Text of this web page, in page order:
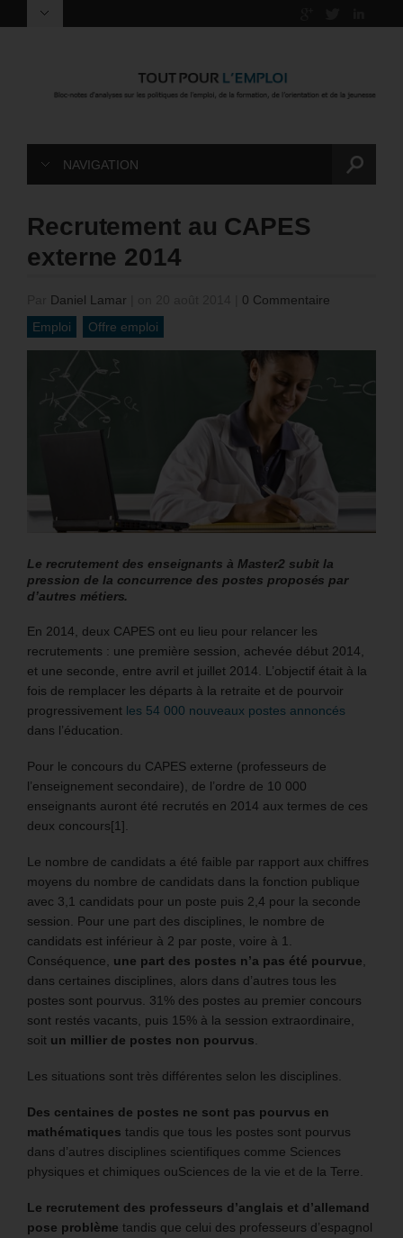
NAVIGATION
Recrutement au CAPES
externe 2014
Daniel Lamar
0 Commentaire
Emploi
Offre emploi
Le recrutement des enseignants à Master2 subit la
pression de la concurrence des postes proposés par
d’autres métiers.
En 2014, deux CAPES ont eu lieu pour relancer les
recrutements : une première session, achevée début 2014,
et une seconde, entre avril et juillet 2014. L’objectif était à la
fois de remplacer les départs à la retraite et de pourvoir
progressivement les 54 000 nouveaux postes annoncés
dans l’éducation.
Pour le concours du CAPES externe (professeurs de
l’enseignement secondaire), de l’ordre de 10 000
enseignants auront été recrutés en 2014 aux termes de ces
deux concours[1].
Le nombre de candidats a été faible par rapport aux chiffres
moyens du nombre de candidats dans la fonction publique
avec 3,1 candidats pour un poste puis 2,4 pour la seconde
session. Pour une part des disciplines, le nombre de
candidats est inférieur à 2 par poste, voire à 1.
Conséquence, une part des postes n’a pas été pourvue
dans certaines disciplines, alors dans d’autres tous les
postes sont pourvus. 31% des postes au premier concours
sont restés vacants, puis 15% à la session extraordinaire,
soit un millier de postes non pourvus
Les situations sont très différentes selon les disciplines.
Des centaines de postes ne sont pas pourvus en
mathématiques tandis que tous les postes sont pourvus
dans d’autres disciplines scientifiques comme Sciences
physiques et chimiques ouSciences de la vie et de la Terre.
Le recrutement des professeurs d’anglais et d’allemand
pose problème tandis que celui des professeurs d’espagnol